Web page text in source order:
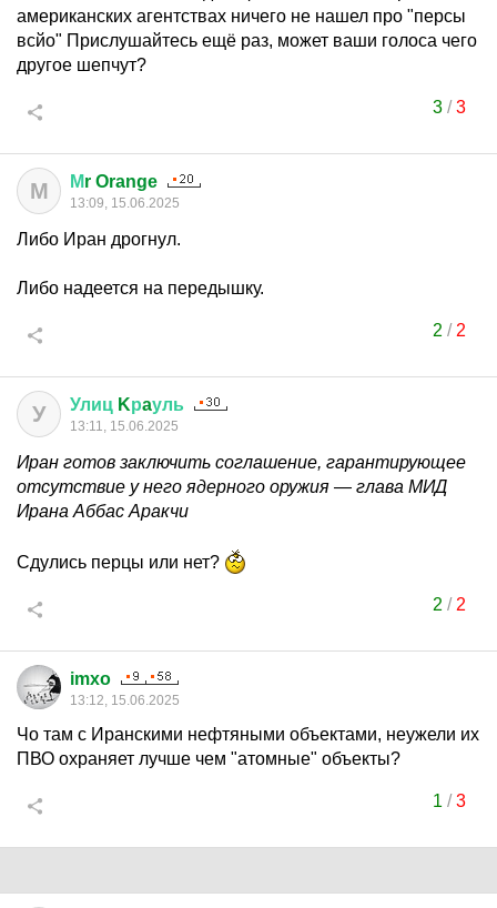
американских агентствах ничего не нашел про "персы
всйо" Прислушайтесь ещё раз, может ваши голоса чего
другое шепчут?
3/3
М Мr Orange
13:09, 15.06.2025
Либо Иран дрогнул.
Либо надеется на передышку.
2 / 2
У Улиц Kрaуль
13:11, 15.06.2025
Иран готов заключить соглашение, гарантирующее
отсутствие у него ядерного оружия — глава МИД
Ирана Аббас Аракчи
Сдулись перцы или нет?
2 / 2
imxo
13:12, 15.06.2025
Чо там с Иранскими нефтяными объектами, неужели их
ПВО охраняет лучше чем "атомные" объекты?
1 /3